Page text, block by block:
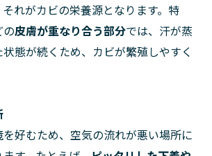
れがカビの栄養源となります。特
の皮膚が重なり合う部分では、汗が蒸
態が続くため、カビが繁殖しやすく
好むため、空気の流れが悪い場所に